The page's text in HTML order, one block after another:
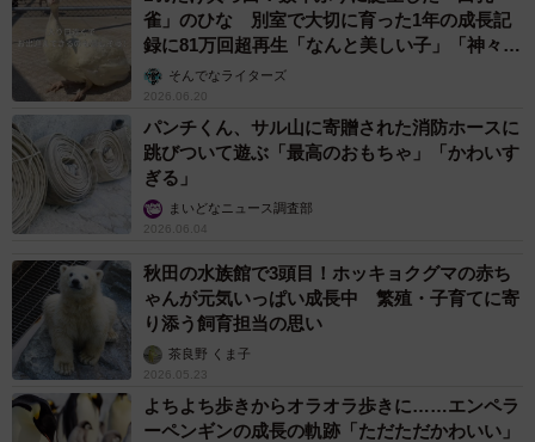
雀」のひな 別室で大切に育った1年の成長記
録に81万回超再生「なんと美しい子」「神々し
い」そんでなライターズ
2026.06.20
パンチくん、サル山に寄贈された消防ホースに
跳びついて遊ぶ「最高のおもちゃ」「かわいす
ぎる」
まいどなニュース調査部
2026.06.04
秋田の水族館で3頭目！ホッキョクグマの赤ち
ゃんが元気いっぱい成長中 繁殖・子育てに寄
り添う飼育担当の思い
茶良野 くま子
2026.05.23
よちよち歩きからオラオラ歩きに……エンペラ
ーペンギンの成長の軌跡「ただただかわいい」